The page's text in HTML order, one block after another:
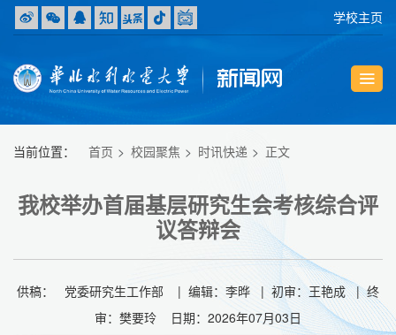
学校主页
当前位置： 首页 校园聚焦 时讯快递 正文
我校举办首届基层研究生会考核综合评
议答辩会
供稿： 党委研究生工作部 | 编辑：李晔 | 初审：王艳成 | 终
审：樊要玲 日期：2026年07月03日